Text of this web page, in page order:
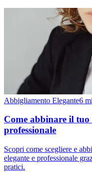
Abbigliamento Elegante6
Come abbinare il tuo
professionale
Scopri come scegliere e
elegante e professionale
pratici.